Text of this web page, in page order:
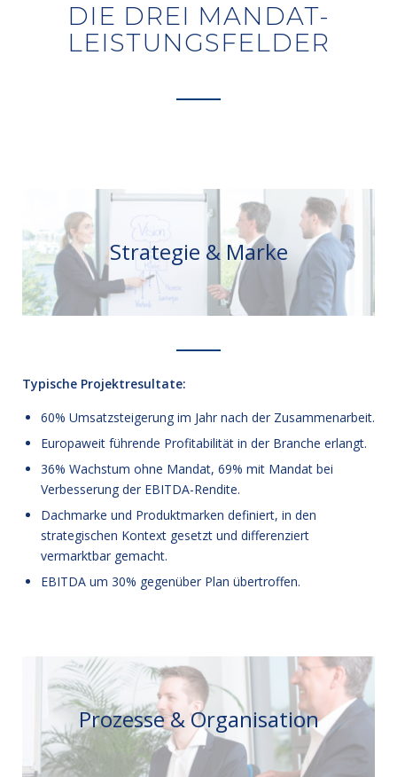
DIE DREI MANDAT-
LEISTUNGSFELDER
Strategie & Marke
Typische Projektresultate:
60% Umsatzsteigerung im Jahr nach der Zusammenarbeit.
Europaweit führende Profitabilität in der Branche erlangt.
36% Wachstum ohne Mandat, 69% mit Mandat bei
Verbesserung der EBITDA-Rendite.
Dachmarke und Produktmarken definiert, in den
strategischen Kontext gesetzt und differenziert
vermarktbar gemacht.
EBITDA um 30% gegenüber Plan übertroffen.
Prozesse & Organisation